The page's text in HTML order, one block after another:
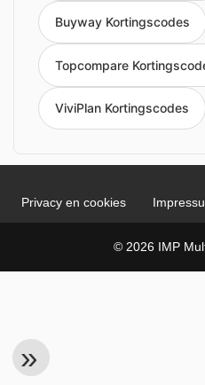
Buyway Kortingscodes
Topcompare
ViviPlan Kortingscodes
Privacy en cookies
© 2026 IMP